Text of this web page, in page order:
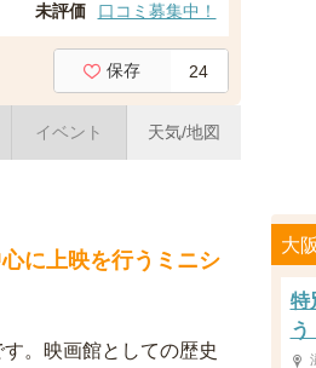
未評価 口コミ募集中！
保存 24
イベント 天気/地図
に上映を行うミニシ
。映画館としての歴史
大
特
う